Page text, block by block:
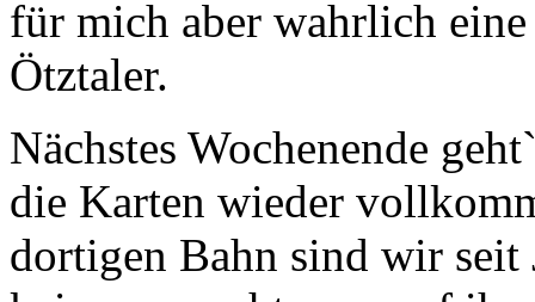
für mich aber wahrlich
Ötztaler.
Nächstes Wochenende
die Karten wieder
dortigen Bahn sind wir seit